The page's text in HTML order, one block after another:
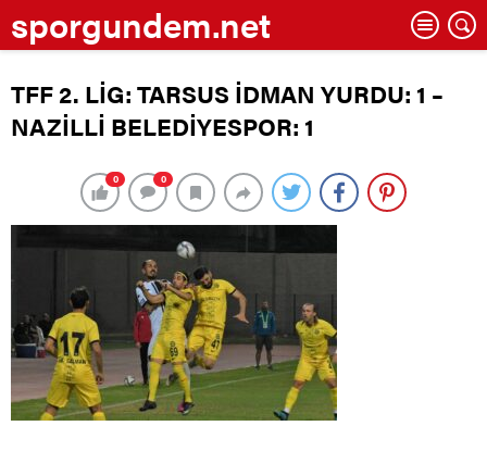
sporgundem.net
TFF 2. LİG: TARSUS İDMAN YURDU: 1 –
NAZİLLİ BELEDİYESPOR: 1
0 0